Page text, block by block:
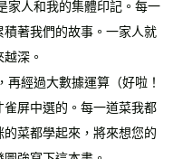
人和我的集體印記。每一
著我們的故事。一家人就
深。
經過大數據運算（好啦！
屏中選的。每一道菜我都
菜都學起來，將來想您的